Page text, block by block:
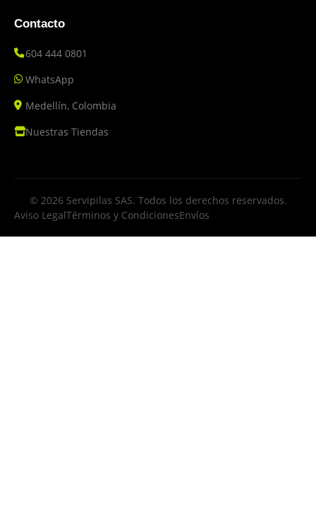
Contacto
604 444 0801
WhatsApp
Medellín, Colombia
Nuestras Tiendas
© 2026 Servipilas SAS. Todos los derechos reservados.
Aviso LegalTérminos y CondicionesEnvíos